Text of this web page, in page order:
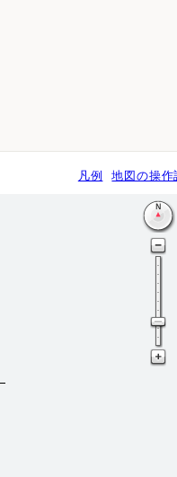
凡例 地図の操作